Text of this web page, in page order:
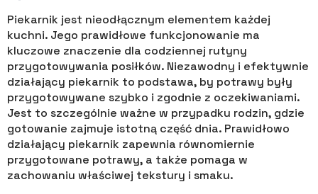
Piekarnik jest nieodłącznym elementem każdej
kuchni. Jego prawidłowe funkcjonowanie ma
kluczowe znaczenie dla codziennej rutyny
przygotowywania posiłków. Niezawodny i efektywnie
działający piekarnik to podstawa, by potrawy były
przygotowywane szybko i zgodnie z oczekiwaniami.
Jest to szczególnie ważne w przypadku rodzin, gdzie
gotowanie zajmuje istotną część dnia. Prawidłowo
działający piekarnik zapewnia równomiernie
przygotowane potrawy, a także pomaga w
zachowaniu właściwej tekstury i smaku.